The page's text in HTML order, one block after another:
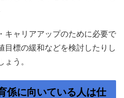
キャリアアップのために必要で
目標の緩和などを検討したりし
う。
係に向いている人は仕